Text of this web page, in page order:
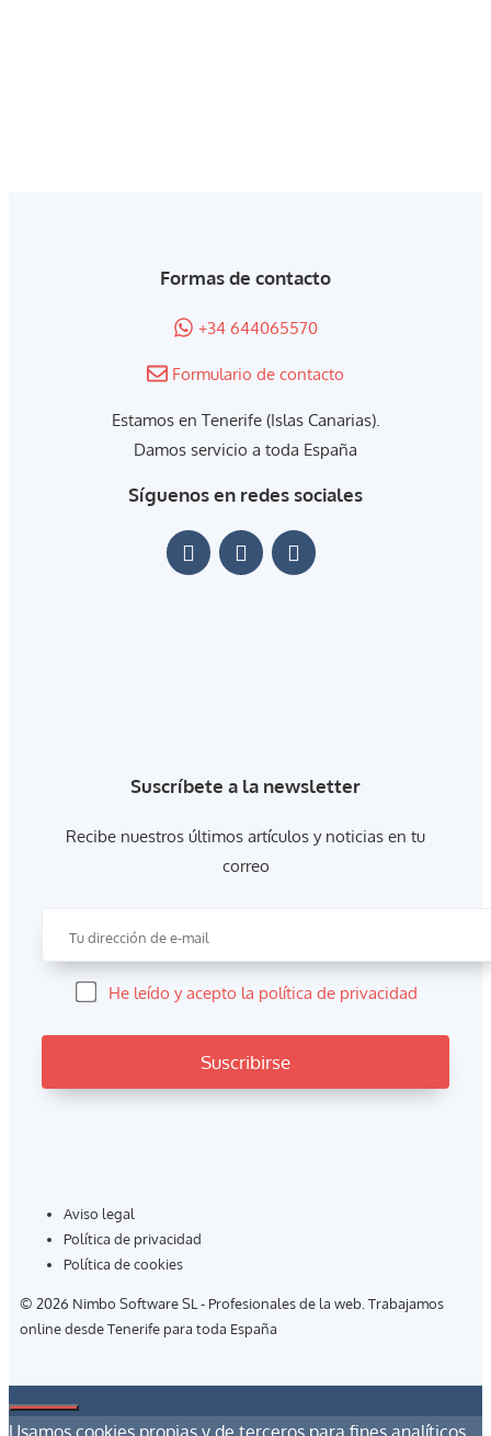
Formas de contacto
+34 644065570
Formulario de contacto
Estamos en Tenerife (Islas Canarias).
Damos servicio a toda España
Síguenos en redes sociales
Suscríbete a la newsletter
Recibe nuestros últimos artículos y noticias en tu
correo
He leído y acepto la política de privacidad
Aviso legal
Política de privacidad
Política de cookies
© 2026 Nimbo Software SL - Profesionales de la web. Trabajamos
online desde Tenerife para toda España
Cerrar
Usamos cookies propias y de terceros para fines analíticos.